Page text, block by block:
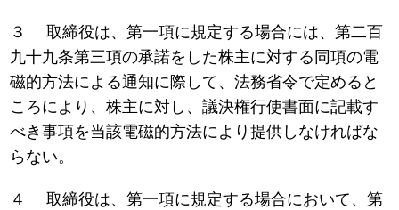
３ 取締役は、第一項に規定する場合には、第二百
九十九条第三項の承諾をした株主に対する同項の電
磁的方法による通知に際して、法務省令で定めると
ころにより、株主に対し、議決権行使書面に記載す
べき事項を当該電磁的方法により提供しなければな
らない。
４ 取締役は、第一項に規定する場合において、第